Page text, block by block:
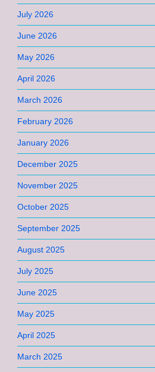
July 2026
June 2026
May 2026
April 2026
March 2026
February 2026
January 2026
December 2025
November 2025
October 2025
September 2025
August 2025
July 2025
June 2025
May 2025
April 2025
March 2025